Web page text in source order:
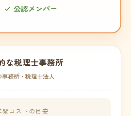
公認メンバー
な税理士事務所
事務所・税理士法人
間コストの目安